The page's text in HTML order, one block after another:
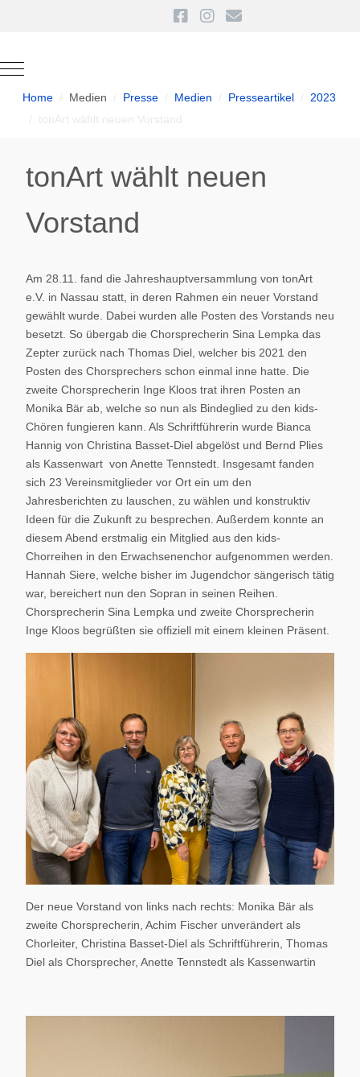
Mobile Menu Toggle
Home Medien Presse Medien Presseartikel
2023
tonArt wählt neuen Vorstand
tonArt wählt neuen
Vorstand
Am 28.11. fand die Jahreshauptversammlung von tonArt
e.V. in Nassau statt, in deren Rahmen ein neuer Vorstand
gewählt wurde. Dabei wurden alle Posten des Vorstands neu
besetzt. So übergab die Chorsprecherin Sina Lempka das
Zepter zurück nach Thomas Diel, welcher bis 2021 den
Posten des Chorsprechers schon einmal inne hatte. Die
zweite Chorsprecherin Inge Kloos trat ihren Posten an
Monika Bär ab, welche so nun als Bindeglied zu den kids-
Chören fungieren kann. Als Schriftführerin wurde Bianca
Hannig von Christina Basset-Diel abgelöst und Bernd Plies
als Kassenwart von Anette Tennstedt. Insgesamt fanden
sich 23 Vereinsmitglieder vor Ort ein um den
Jahresberichten zu lauschen, zu wählen und konstruktiv
Ideen für die Zukunft zu besprechen. Außerdem konnte an
diesem Abend erstmalig ein Mitglied aus den kids-
Chorreihen in den Erwachsenenchor aufgenommen werden.
Hannah Siere, welche bisher im Jugendchor sängerisch tätig
war, bereichert nun den Sopran in seinen Reihen.
Chorsprecherin Sina Lempka und zweite Chorsprecherin
Inge Kloos begrüßten sie offiziell mit einem kleinen Präsent.
Der neue Vorstand von links nach rechts: Monika Bär als
zweite Chorsprecherin, Achim Fischer unverändert als
Chorleiter, Christina Basset-Diel als Schriftführerin, Thomas
Diel als Chorsprecher, Anette Tennstedt als Kassenwartin